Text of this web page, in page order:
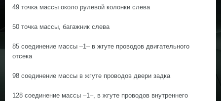
49 точка массы около рулевой колонки слева
50 точка массы, багажник слева
85 соединение массы –1– в жгуте проводов двигательного
отсека
98 соединение массы в жгуте проводов двери задка
128 соединение массы –1–, в жгуте проводов внутреннего